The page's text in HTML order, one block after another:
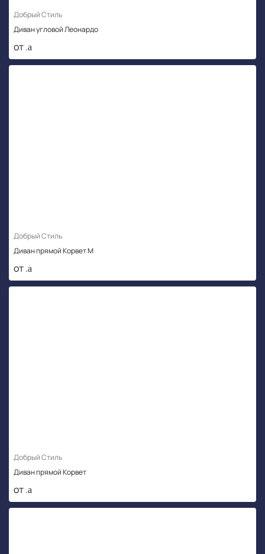
Добрый Стиль
Диван угловой Леонардо
от .
Добрый Стиль
Диван прямой Корвет М
от .
Добрый Стиль
Диван прямой Корвет
от .